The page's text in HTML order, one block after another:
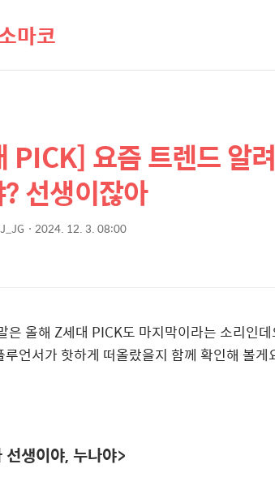
마코
PICK] 요즘 트렌드 알
선생이잖아
J_JG 2024. 12. 3. 08:00
은 올해 Z세대 PICK도 마지막이라는 소리인
언서가 핫하게 떠올랐을지 함께 확인해 볼게
생이야, 누나야>